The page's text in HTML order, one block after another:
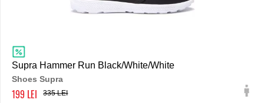
Supra Hammer Run Black/White/White
Shoes Supra
199 335